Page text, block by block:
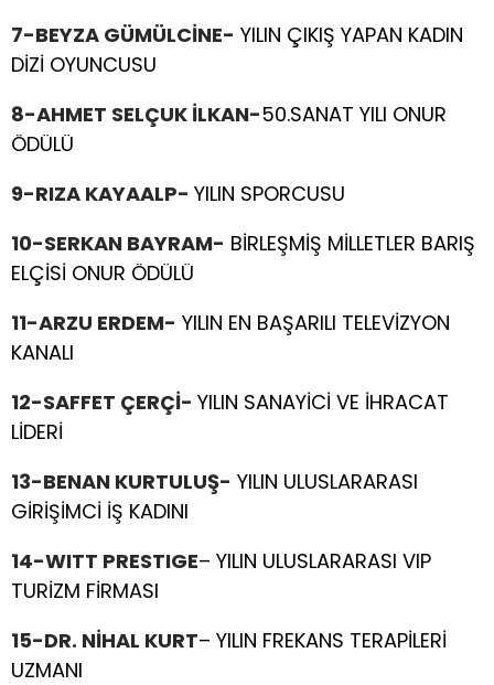
7-BEYZA GÜMÜLCİNE- YILIN ÇIKIŞ YAPAN KADIN
DİZİ OYUNCUSU
8-AHMET SELÇUK İLKAN-50.SANAT YILI ONUR
ÖDÜLÜ
9-RIZA KAYAALP- YILIN SPORCUSU
10-SERKAN BAYRAM- BİRLEŞMİŞ MİLLETLER BARIŞ
ELÇİSİ ONUR ÖDÜLÜ
11-ARZU ERDEM- YILIN EN BAŞARILI TELEVİZYON
KANALI
12-SAFFET ÇERÇİ- YILIN SANAYİCİ VE İHRACAT
LİDERİ
13-BENAN KURTULUŞ- YILIN ULUSLARARASI
GİRİŞİMCİ İŞ KADINI
14-WITT PRESTIGE– YILIN ULUSLARARASI VIP
TURİZM FİRMASI
15-DR. NİHAL KURT– YILIN FREKANS TERAPİLERİ
UZMANI